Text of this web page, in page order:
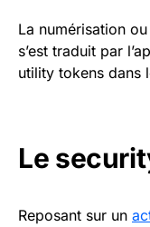
La numérisation
s’est traduit par
utility tokens dans
Le
Reposant sur un